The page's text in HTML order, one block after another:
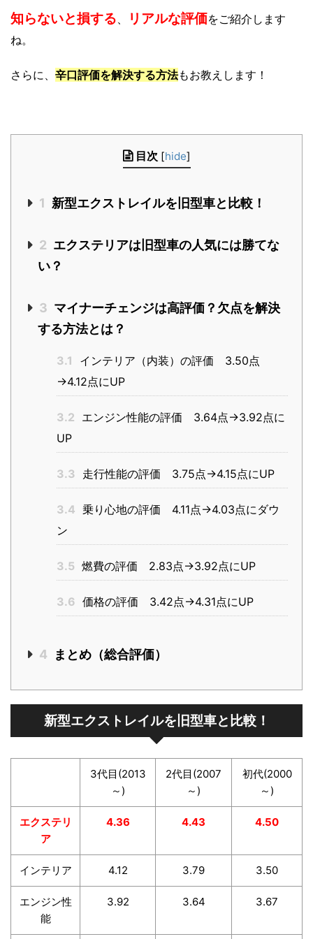
知らないと損する リアルな評価をご紹介します
ね。
さらに、 辛口評価を解決する方法もお教えします！
目次 [hide]
1 新型エクストレイルを旧型車と比較！
2 エクステリアは旧型車の人気には勝てな
い？
3 マイナーチェンジは高評価？欠点を解決
する方法とは？
3.1
インテリア（内装）の評価 3.50点
→4.12点にUP
3.2 エンジン性能の評価 3.64点→3.92点に
UP
3.3 走行性能の評価 3.75点→4.15点にUP
3.4 乗り心地の評価 4.11点→4.03点にダウ
ン
3.5 燃費の評価 2.83点→3.92点にUP
3.6 価格の評価 3.42点→4.31点にUP
4 まとめ（総合評価）
新型エクストレイルを旧型車と比較！
3代目(2013
～)
2代目(2007
～)
初代(2000
～)
エクステリ
ア
4.36 4.43 4.50
インテリア 4.12 3.79 3.50
エンジン性
能
3.92 3.64 3.67